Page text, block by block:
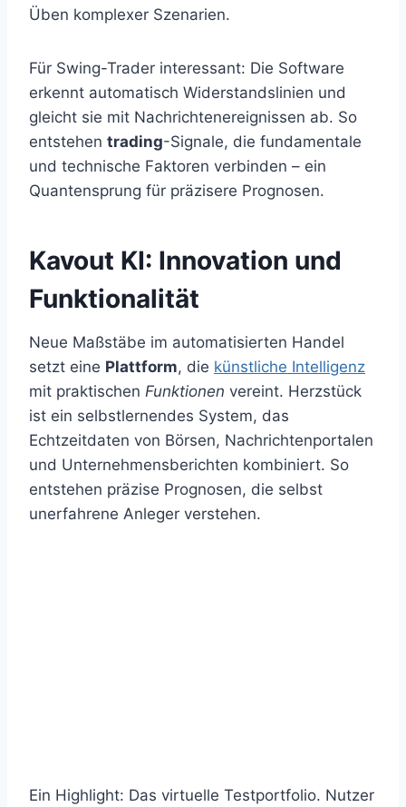
Üben komplexer Szenarien.
Für Swing-Trader interessant: Die Software
erkennt automatisch Widerstandslinien und
gleicht sie mit Nachrichtenereignissen ab. So
entstehen trading-Signale, die fundamentale
und technische Faktoren verbinden – ein
Quantensprung für präzisere Prognosen.
Kavout KI: Innovation und
Funktionalität
Neue Maßstäbe im automatisierten Handel
setzt eine Plattform, die künstliche Intelligenz
mit praktischen Funktionen vereint. Herzstück
ist ein selbstlernendes System, das
Echtzeitdaten von Börsen, Nachrichtenportalen
und Unternehmensberichten kombiniert. So
entstehen präzise Prognosen, die selbst
unerfahrene Anleger verstehen.
Ein Highlight: Das virtuelle Testportfolio. Nutzer